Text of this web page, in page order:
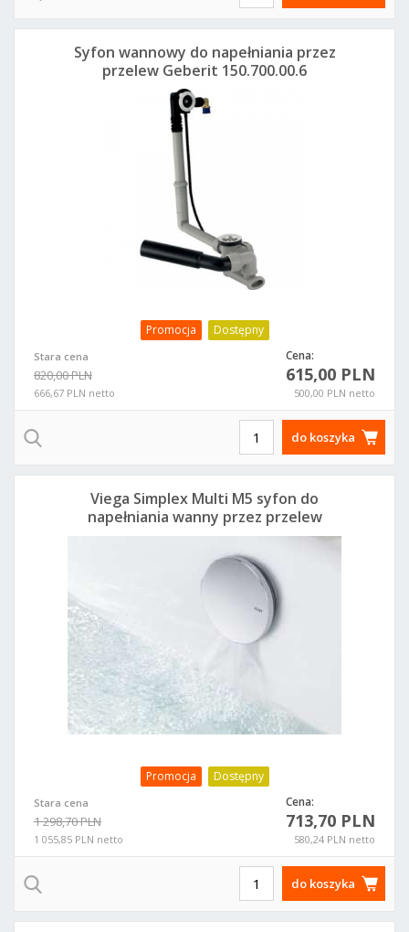
Promocja Dostępny
Stara cena
820,00 PLN
666,67 PLN netto
Cena:
615,00 PLN
500,00 PLN netto
Syfon wannowy do napełniania przez
przelew Geberit 150.700.00.6
do koszyka
Promocja Dostępny
Stara cena
1 298,70 PLN
1 055,85 PLN netto
Cena:
713,70 PLN
580,24 PLN netto
Viega Simplex Multi M5 syfon do
napełniania wanny przez przelew
727307
do koszyka